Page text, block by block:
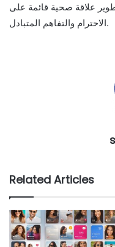
علاقة صحية قائمة على
الاحترام والتفاهم المتبادل.
Related Articles